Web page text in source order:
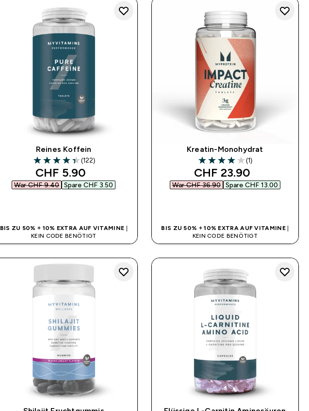
Reines Koffein
4.36 out of 5 stars
(122)
discounted price
CHF 5.90‎
War CHF 9.40‎ Spare CHF 3.50‎
BIS ZU 50% + 10% EXTRA AUF VITAMINE
KEIN CODE BENÖTIGT
Kreatin-Monohydrat
4 out of 5 stars
(1)
discounted price
CHF 23.90‎
War CHF 36.90‎ Spare CHF 13.00‎
BIS ZU 50% + 10% EXTRA AUF VITAMINE
KEIN CODE BENÖTIGT